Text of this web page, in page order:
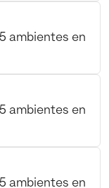
ambientes en
ambientes en
ambientes en